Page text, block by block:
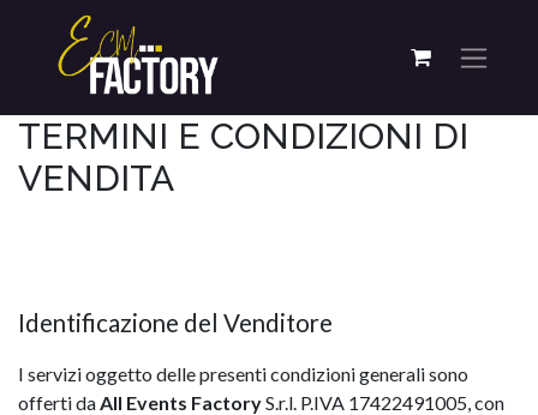
TERMINI E CONDIZIONI DI
VENDITA
Identificazione del Venditore
I servizi oggetto delle presenti condizioni generali sono
offerti daAll Events FactoryS.r.l. P.IVA 17422491005, con